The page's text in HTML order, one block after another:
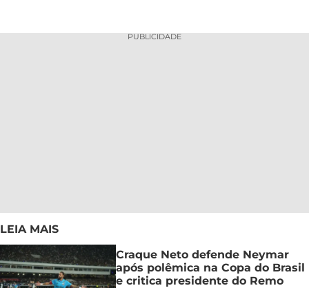
PUBLICIDADE
LEIA MAIS
Craque Neto defende Neymar
após polêmica na Copa do Brasil
e critica presidente do Remo